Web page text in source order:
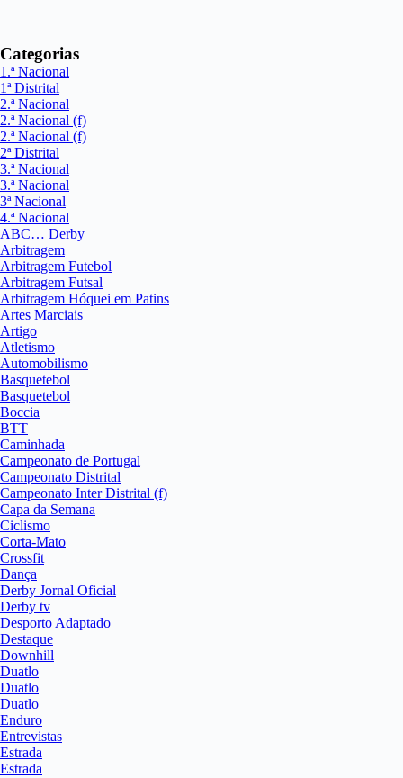
Categorias
1.ª Nacional
1ª Distrital
2.ª Nacional
2.ª Nacional (f)
2.ª Nacional (f)
2ª Distrital
3.ª Nacional
3.ª Nacional
3ª Nacional
4.ª Nacional
ABC… Derby
Arbitragem
Arbitragem Futebol
Arbitragem Futsal
Arbitragem Hóquei em Patins
Artes Marciais
Artigo
Atletismo
Automobilismo
Basquetebol
Basquetebol
Boccia
BTT
Caminhada
Campeonato de Portugal
Campeonato Distrital
Campeonato Inter Distrital (f)
Capa da Semana
Ciclismo
Corta-Mato
Crossfit
Dança
Derby Jornal Oficial
Derby tv
Desporto Adaptado
Destaque
Downhill
Duatlo
Duatlo
Duatlo
Enduro
Entrevistas
Estrada
Estrada